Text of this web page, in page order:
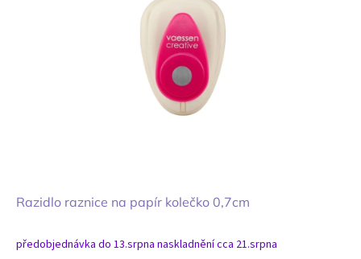
Razidlo raznice na papír kolečko 0,7cm
předobjednávka do 13.srpna naskladnění cca 21.srpna